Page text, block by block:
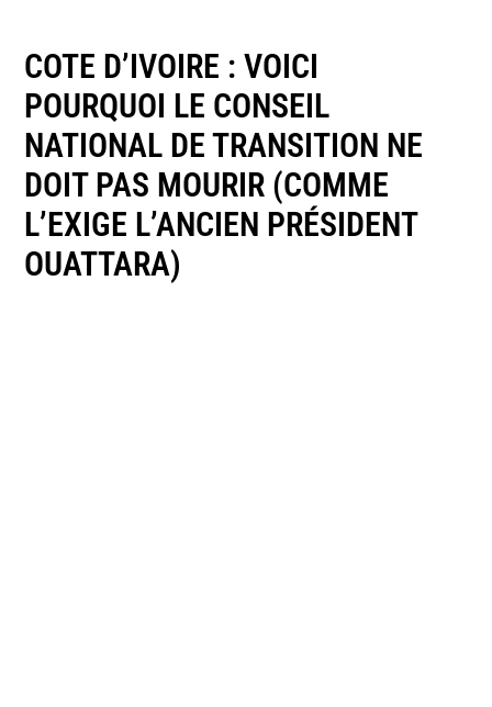
COTE D’IVOIRE : VOICI
POURQUOI LE CONSEIL
NATIONAL DE TRANSITION NE
DOIT PAS MOURIR (COMME
L’EXIGE L’ANCIEN PRÉSIDENT
OUATTARA)